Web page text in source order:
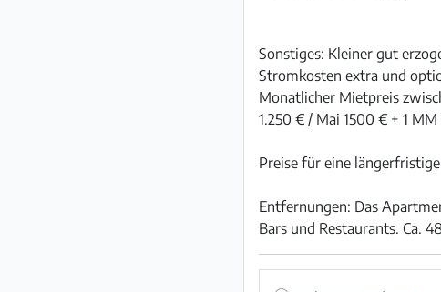
Sonstiges: Kleiner gut
Stromkosten extra und
Monatlicher Mietpreis
1.250 € / Mai 1500 € + 1
Preise für eine
Entfernungen: Das
Bars und Restaurants. Ca.